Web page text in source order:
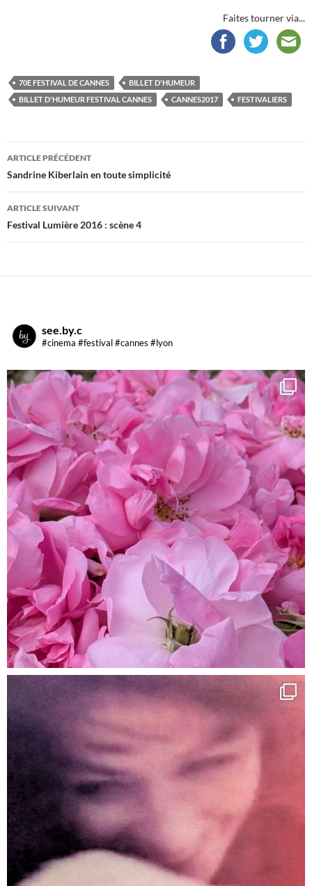
Faites tourner via...
70E FESTIVAL DE CANNES
BILLET D'HUMEUR
BILLET D'HUMEUR FESTIVAL CANNES
CANNES2017 FESTIVALIERS
Navigation
des
articles
ARTICLE PRÉCÉDENT
Sandrine Kiberlain en toute simplicité
ARTICLE SUIVANT
Festival Lumière 2016 : scène 4
see.by.c
#cinema #festival #cannes #lyon